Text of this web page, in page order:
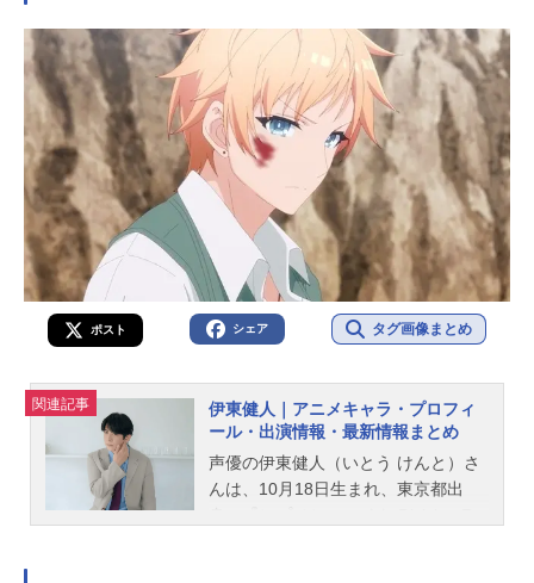
ポスト シェア タグ画像まとめ
関連記事
伊東健人｜アニメキャラ・プロフィ
ール・出演情報・最新情報まとめ
声優の伊東健人（いとう けんと）さ
んは、10月18日生まれ、東京都出